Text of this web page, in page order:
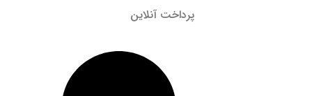
پرداخت آنلاین